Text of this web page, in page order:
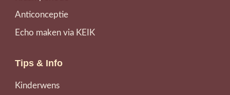
Anticonceptie
Echo maken via KEIK
Tips & Info
Kinderwens